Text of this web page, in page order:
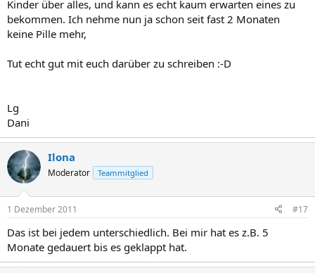
Kinder über alles, und kann es echt kaum erwarten eines zu
bekommen. Ich nehme nun ja schon seit fast 2 Monaten
keine Pille mehr,
Tut echt gut mit euch darüber zu schreiben :-D
Lg
Dani
Ilona
Moderator Teammitglied
1 Dezember 2011 #17
Das ist bei jedem unterschiedlich. Bei mir hat es z.B. 5
Monate gedauert bis es geklappt hat.